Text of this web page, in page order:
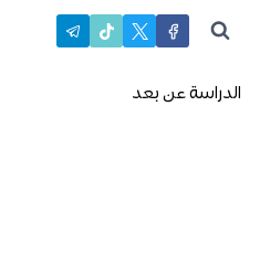
الدراسة عن بعد